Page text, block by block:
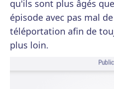
qu'ils sont plus âgés
épisode avec pas mal
téléportation afin de
plus loin.